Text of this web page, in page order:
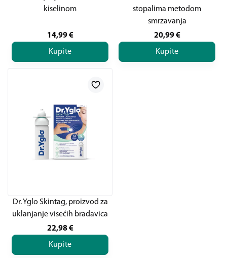
kiselinom
14,99 €
Kupite
stopalima metodom
smrzavanja
20,99 €
Kupite
Dr. Yglo Skintag, proizvod za
uklanjanje visećih bradavica
22,98 €
Kupite